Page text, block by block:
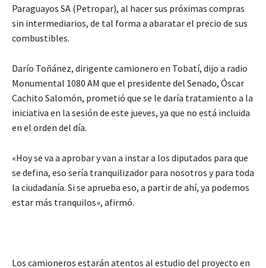
Paraguayos SA (Petropar), al hacer sus próximas compras
sin intermediarios, de tal forma a abaratar el precio de sus
combustibles.
Darío Toñánez, dirigente camionero en Tobatí, dijo a radio
Monumental 1080 AM que el presidente del Senado, Óscar
Cachito Salomón, prometió que se le daría tratamiento a la
iniciativa en la sesión de este jueves, ya que no está incluida
en el orden del día.
«Hoy se va a aprobar y van a instar a los diputados para que
se defina, eso sería tranquilizador para nosotros y para toda
la ciudadanía. Si se aprueba eso, a partir de ahí, ya podemos
estar más tranquilos», afirmó.
Los camioneros estarán atentos al estudio del proyecto en